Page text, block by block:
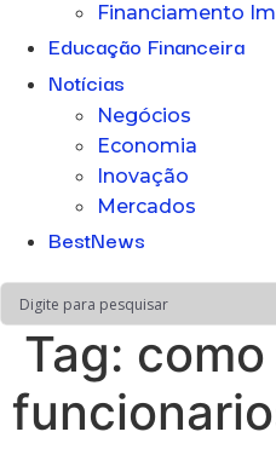
Financiamento
Educação Financeira
Notícias
Negócios
Economia
Inovação
Mercados
BestNews
Tag: